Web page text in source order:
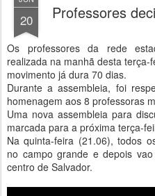
20 Professores
Os professores da rede
realizada na manhã desta
movimento já dura 70 dias.
Durante a assembleia, foi
homenagem aos 8 professoras
Uma nova assembleia para
marcada para a próxima terça-
Na quinta-feira (21.06), todos
no campo grande e depois
centro de Salvador.